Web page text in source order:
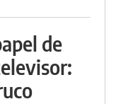
de